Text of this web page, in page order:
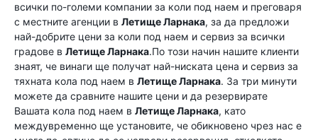
всички по-големи компании за коли под наем и преговаря
с местните агенции в Летище Ларнака, за да предложи
най-добрите цени за коли под наем и сервиз за всички
градове в Летище Ларнака.По този начин нашите клиенти
знаят, че винаги ще получат най-ниската цена и сервиз за
тяхната кола под наем в Летище Ларнака. За три минути
можете да сравните нашите цени и да резервирате
Вашата кола под наем в Летище Ларнака, като
междувременно ще установите, че обикновено чрез нас е